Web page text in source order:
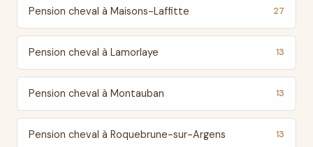
Pension cheval à Maisons-Laffitte 27
Pension cheval à Lamorlaye 13
Pension cheval à Montauban 13
Pension cheval à Roquebrune-sur-Argens 13